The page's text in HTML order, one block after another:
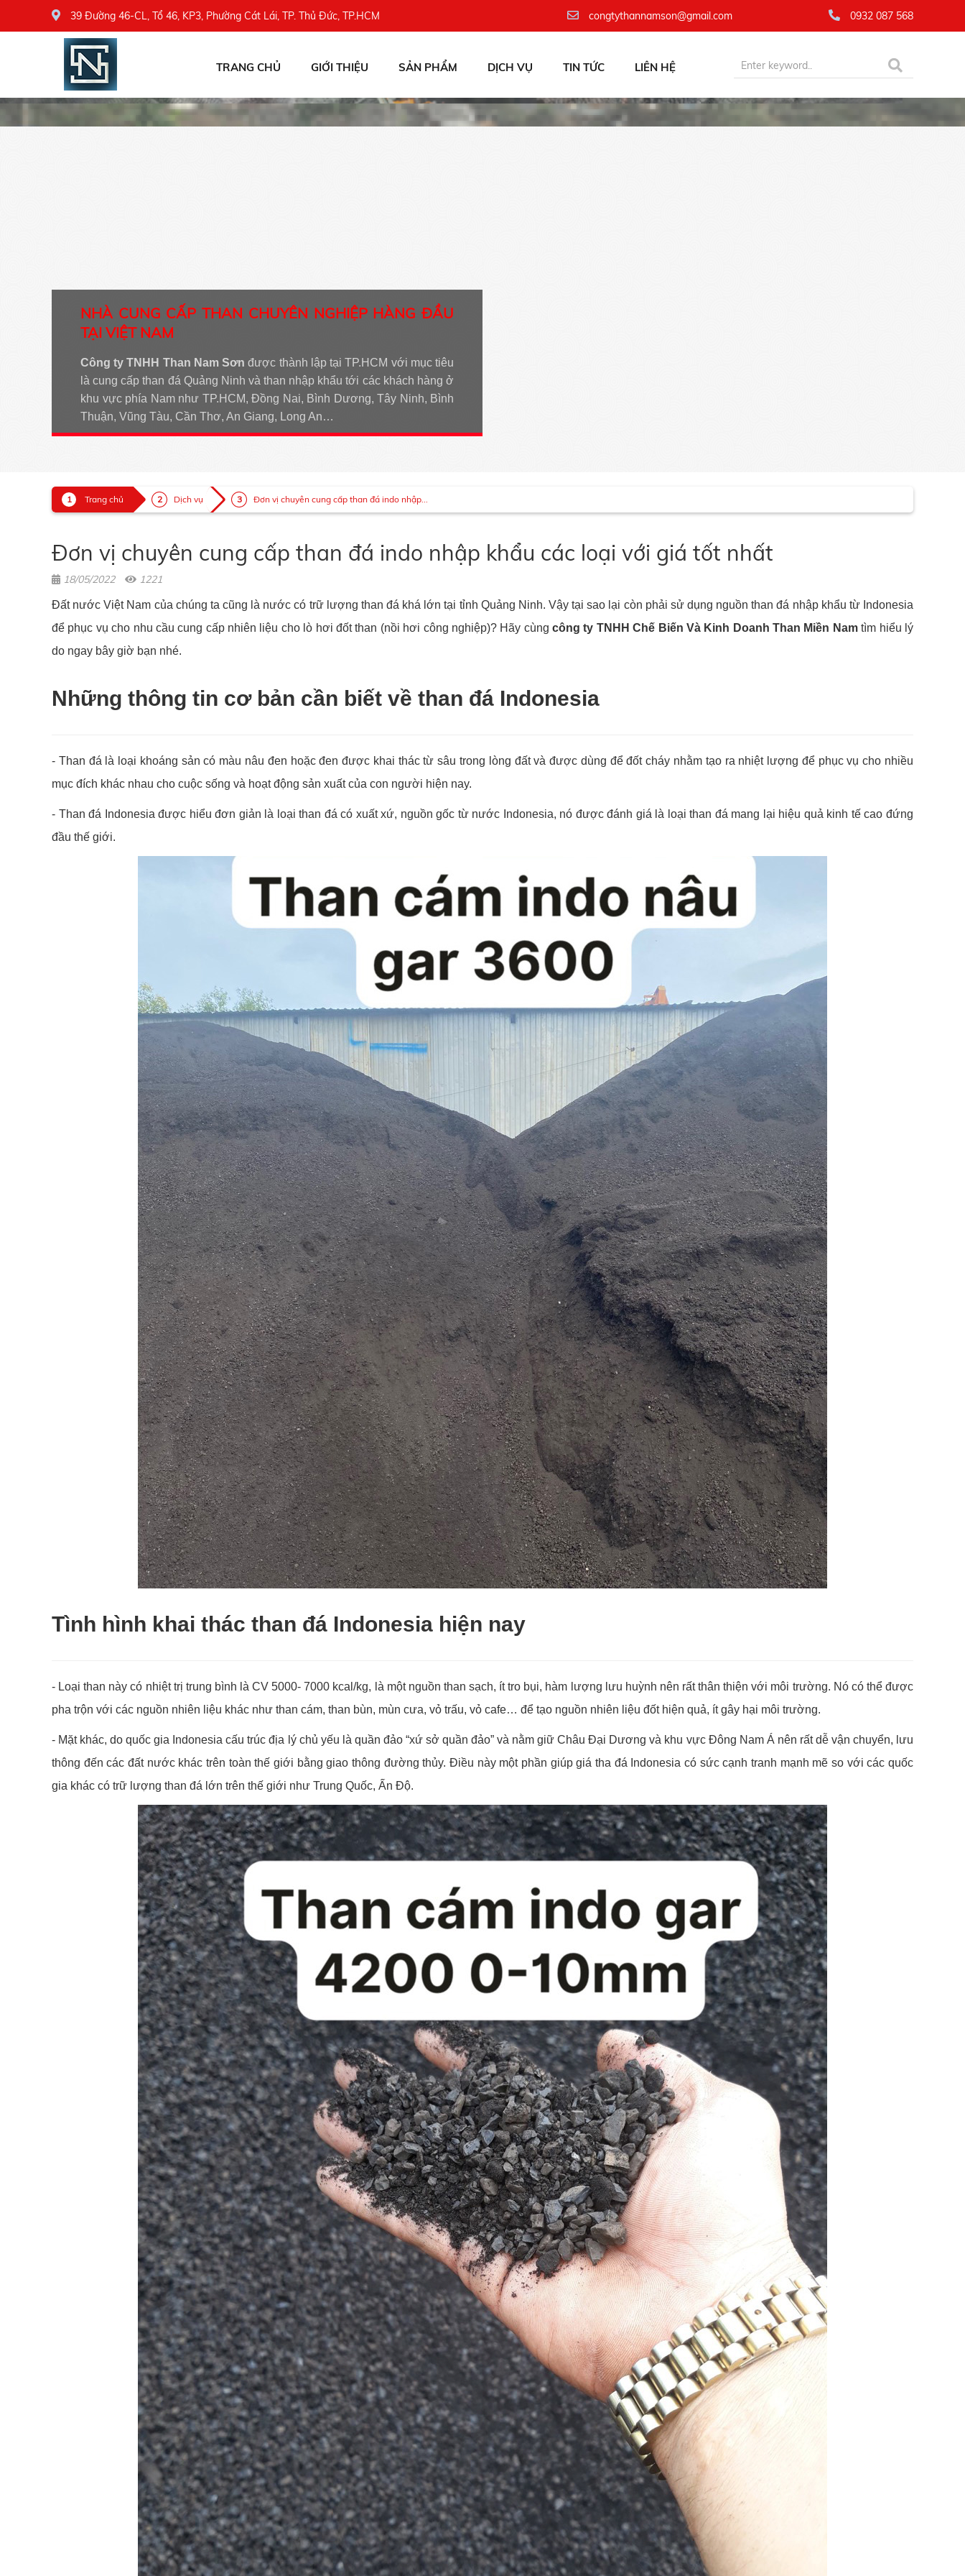
39 Đường 46-CL, Tổ 46, KP3, Phường Cát Lái, TP. Thủ Đức, TP.HCM congtythannamson@gmail.com 0932 087 568
TRANG CHỦ GIỚI THIỆU SẢN PHẨM DỊCH VỤ TIN TỨC LIÊN HỆ
NHÀ CUNG CẤP THAN CHUYÊN NGHIỆP HÀNG ĐẦU
TẠI VIỆT NAM
Công ty TNHH Than Nam Sơnđược thành lập tại TP.HCM với mục tiêu
là cung cấp than đá Quảng Ninh và than nhập khẩu tới các khách hàng ở
khu vực phía Nam như TP.HCM, Đồng Nai, Bình Dương, Tây Ninh, Bình
Thuận, Vũng Tàu, Cần Thơ, An Giang, Long An…
Trang chủ Dịch vụ Đơn vị chuyên cung cấp than đá indo nhập...
Đơn vị chuyên cung cấp than đá indo nhập khẩu các loại với giá tốt nhất
18/05/2022 1221
Đất nước Việt Nam của chúng ta cũng là nước có trữ lượng than đá khá lớn tại tỉnh Quảng Ninh. Vậy tại sao lại còn phải sử dụng nguồn than đá nhập khẩu từ Indonesia
để phục vụ cho nhu cầu cung cấp nhiên liệu cho lò hơi đốt than (nồi hơi công nghiệp)? Hãy cùngcông ty TNHH Chế Biến Và Kinh Doanh Than Miền Namtìm hiểu lý
do ngay bây giờ bạn nhé.
Những thông tin cơ bản cần biết về than đá Indonesia
- Than đá là loại khoáng sản có màu nâu đen hoặc đen được khai thác từ sâu trong lòng đất và được dùng để đốt cháy nhằm tạo ra nhiệt lượng để phục vụ cho nhiều
mục đích khác nhau cho cuộc sống và hoạt động sản xuất của con người hiện nay.
- Than đá Indonesia được hiểu đơn giản là loại than đá có xuất xứ, nguồn gốc từ nước Indonesia, nó được đánh giá là loại than đá mang lại hiệu quả kinh tế cao đứng
đầu thế giới.
Tình hình khai thác than đá Indonesia hiện nay
- Loại than này có nhiệt trị trung bình là CV 5000- 7000 kcal/kg, là một nguồn than sạch, ít tro bụi, hàm lượng lưu huỳnh nên rất thân thiện với môi trường. Nó có thể được
pha trộn với các nguồn nhiên liệu khác như than cám, than bùn, mùn cưa, vỏ trấu, vỏ cafe… để tạo nguồn nhiên liệu đốt hiện quả, ít gây hại môi trường.
- Mặt khác, do quốc gia Indonesia cấu trúc địa lý chủ yếu là quần đảo “xứ sở quần đảo” và nằm giữ Châu Đại Dương và khu vực Đông Nam Á nên rất dễ vận chuyển, lưu
thông đến các đất nước khác trên toàn thế giới bằng giao thông đường thủy. Điều này một phần giúp giá tha đá Indonesia có sức cạnh tranh mạnh mẽ so với các quốc
gia khác có trữ lượng than đá lớn trên thế giới như Trung Quốc, Ấn Độ.